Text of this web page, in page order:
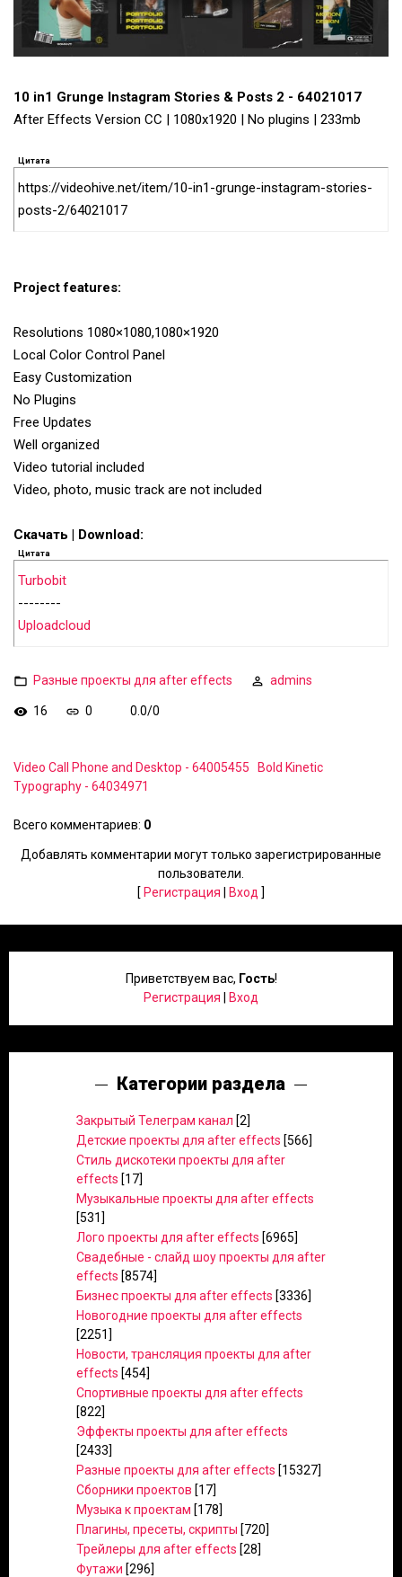
10 in1 Grunge Instagram Stories & Posts 2 - 64021017
After Effects Version CC | 1080x1920 | No plugins | 233mb
Цитата
https://videohive.net/item/10-in1-grunge-instagram-stories-
posts-2/64021017
Project features:
Resolutions 1080×1080,1080×1920
Local Color Control Panel
Easy Customization
No Plugins
Free Updates
Well organized
Video tutorial included
Video, photo, music track are not included
Скачать | Download:
Цитата
Turbobit
--------
Uploadcloud
Разные проекты для after effects admins
16 0 0.0/0
Video Call Phone and Desktop - 64005455
Bold Kinetic
Typography - 64034971
Всего комментариев: 0
Добавлять комментарии могут только зарегистрированные
пользователи.
[ Регистрация Вход ]
Приветствуем вас, Гость!
Регистрация
Вход
Категории раздела
Закрытый Телеграм канал [2]
Детские проекты для after effects [566]
Стиль дискотеки проекты для after
effects [17]
Музыкальные проекты для after effects
[531]
Лого проекты для after effects [6965]
Свадебные - слайд шоу проекты для after
effects [8574]
Бизнес проекты для after effects [3336]
Новогодние проекты для after effects
[2251]
Новости, трансляция проекты для after
effects [454]
Спортивные проекты для after effects
[822]
Эффекты проекты для after effects
[2433]
Разные проекты для after effects [15327]
Сборники проектов [17]
Музыка к проектам [178]
Плагины, пресеты, скрипты [720]
Трейлеры для after effects [28]
Футажи [296]